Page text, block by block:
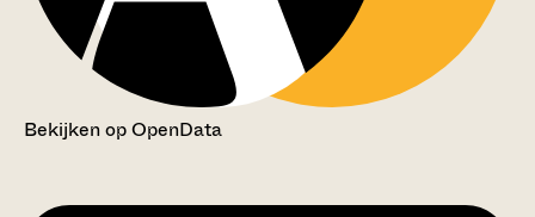
Bekijken op OpenData